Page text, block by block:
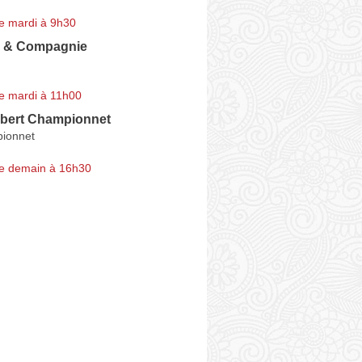
mardi à 9h30
& Compagnie
mardi à 11h00
Championnet
demain à 16h30